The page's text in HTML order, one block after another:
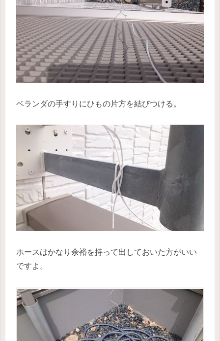
ベランダの手すりにひもの片方を結びつける。
ホースはかなり余裕を持って出しておいた方がいい
ですよ。